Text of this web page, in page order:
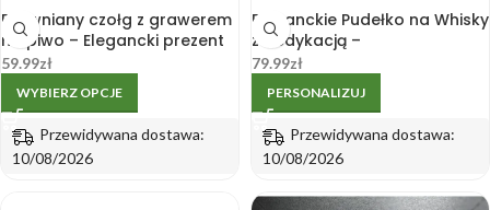
Drewniany czołg z grawerem
na piwo – Elegancki prezent
na urodziny
59.99zł
WYBIERZ OPCJE
Przewidywana dostawa:
10/08/2026
Eleganckie Pudełko na Whisky
z Dedykacją –
Personalizowany Prezent
79.99zł
PERSONALIZUJ
Przewidywana dostawa:
10/08/2026